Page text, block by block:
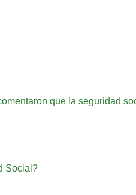
que la seguridad
Social?